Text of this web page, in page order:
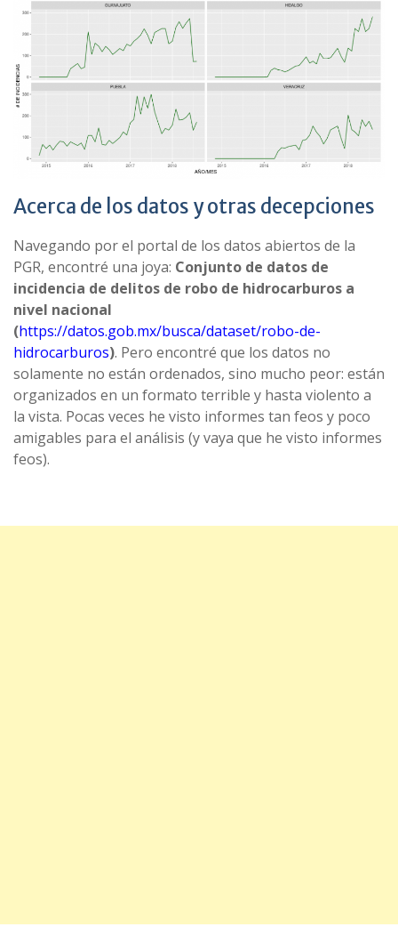
Acerca de los datos y otras decepciones
Navegando por el portal de los datos abiertos de la
PGR, encontré una joya: Conjunto de datos de
incidencia de delitos de robo de hidrocarburos a
nivel nacional
(https://datos.gob.mx/busca/dataset/robo-de-
hidrocarburos). Pero encontré que los datos no
solamente no están ordenados, sino mucho peor: están
organizados en un formato terrible y hasta violento a
la vista. Pocas veces he visto informes tan feos y poco
amigables para el análisis (y vaya que he visto informes
feos).